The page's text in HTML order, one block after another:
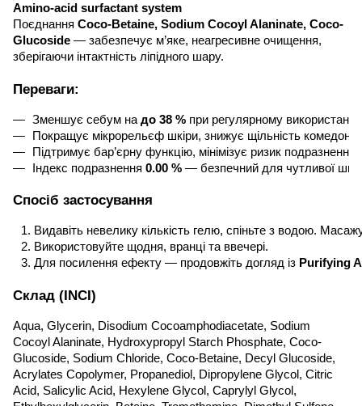
Amino-acid surfactant system
Поєднання Coco-Betaine, Sodium Cocoyl Alaninate, Coco-
Glucoside — забезпечує м’яке, неагресивне очищення,
зберігаючи інтактність ліпідного шару.
Переваги:
Зменшує себум на до 38 % при регулярному використанні
Покращує мікрорельєф шкіри, знижує щільність комедонів
Підтримує бар’єрну функцію, мінімізує ризик подразнення
Індекс подразнення 0.00 % — безпечний для чутливої
Спосіб застосування
Видавіть невелику кількість гелю, спіньте з водою.
Використовуйте щодня, вранці та ввечері.
Для посилення ефекту — продовжіть догляд із Purifying
Склад (INCI)
Aqua, Glycerin, Disodium Cocoamphodiacetate, Sodium
Cocoyl Alaninate, Hydroxypropyl Starch Phosphate, Coco-
Glucoside, Sodium Chloride, Coco-Betaine, Decyl Glucoside,
Acrylates Copolymer, Propanediol, Dipropylene Glycol, Citric
Acid, Salicylic Acid, Hexylene Glycol, Caprylyl Glycol,